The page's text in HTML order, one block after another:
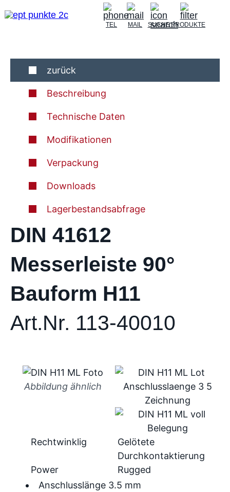
TEL MAIL SUCHEPRODUKTE
zurück
Beschreibung
Technische Daten
Modifikationen
Verpackung
Downloads
Lagerbestandsabfrage
DIN 41612
Messerleiste 90°
Bauform H11
Art.Nr. 113-40010
Abbildung ähnlich
Anschlusslänge 3.5 mm
Rechtwinklig
Gelötete
Durchkontaktierung
Power
Rugged